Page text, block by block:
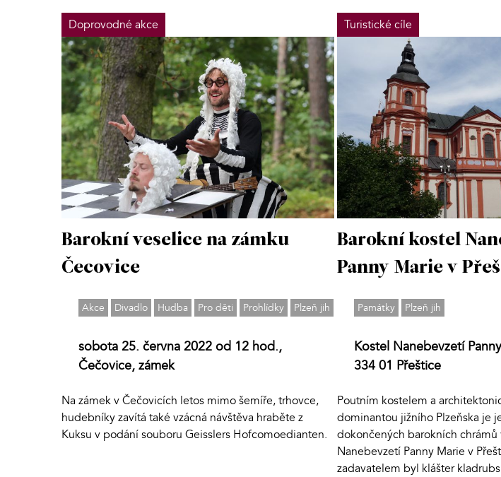
Doprovodné akce
Barokní veselice na zámku
Čecovice
Akce Divadlo Hudba Pro děti Prohlídky Plzeň jih
sobota 25. června 2022 od 12 hod.,
Čečovice, zámek
Na zámek v Čečovicích letos mimo šemíře, trhovce,
hudebníky zavítá také vzácná návštěva hraběte z
Kuksu v podání souboru Geisslers Hofcomoedianten.
Turistické cíle
Barokní kostel
Panny Marie v
Památky Plzeň jih
Kostel Nanebevzetí
334 01 Přeštice
Poutním kostelem a
dominantou jižního Plzeňska je
dokončených barokních chrámů
Nanebevzetí Panny Marie v
zadavatelem byl klášter